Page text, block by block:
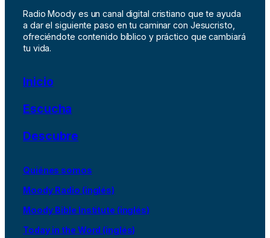
Radio Moody es un canal digital cristiano que te ayuda
a dar el siguiente paso en tu caminar con Jesucristo,
ofreciéndote contenido bíblico y práctico que cambiará
tu vida.
Inicio
Escucha
Descubre
Quiénes somos
Moody Radio (inglés)
Moody Bible Institute (inglés)
Today in the Word (inglés)